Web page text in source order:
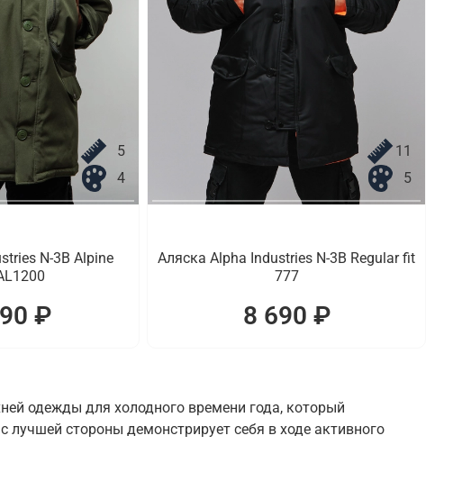
5
4
N-3B Alpine
₽
11
5
Аляска Alpha Industries N-3B Regular fit
777
8 690 ₽
одежды для холодного времени года, который
стороны демонстрирует себя в ходе активного